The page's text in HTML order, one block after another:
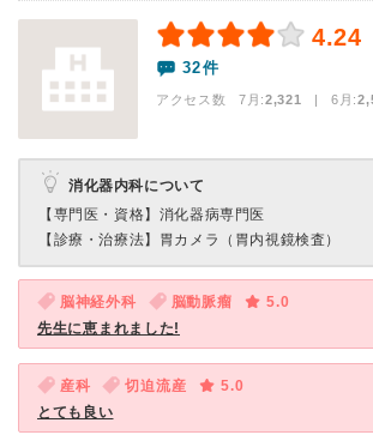
4.24
32件
アクセス数 7月:2,321 | 6月:
消化器内科について
【専門医・資格】 消化器病専門医
【診療・治療法】 胃カメラ（胃内視鏡検査）
脳神経外科 脳動脈瘤
5.0
先生に恵まれました!
産科 切迫流産
5.0
とても良い